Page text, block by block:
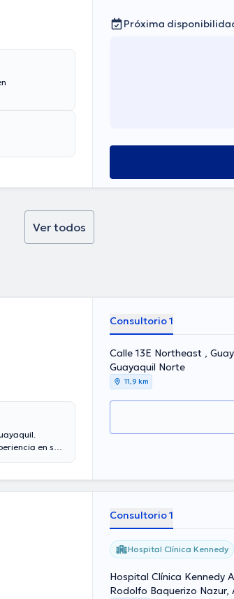
Próxima
Ver todos
en su
Consultorio 1
Calle 13E Northeast ,
Guayaquil Norte
11,9 km
Consultorio 1
Hospital Clínica Kennedy
Hospital Clínica Kennedy
Rodolfo Baquerizo